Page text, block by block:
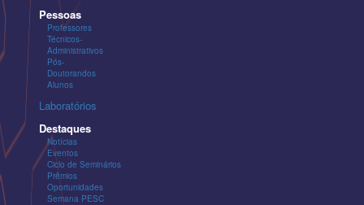
Pessoas
Professores
Técnicos-
Administrativos
Pós-
Doutorandos
Alunos
Laboratórios
Destaques
Notícias
Eventos
Ciclo de Seminários
Prêmios
Oportunidades
Semana PESC